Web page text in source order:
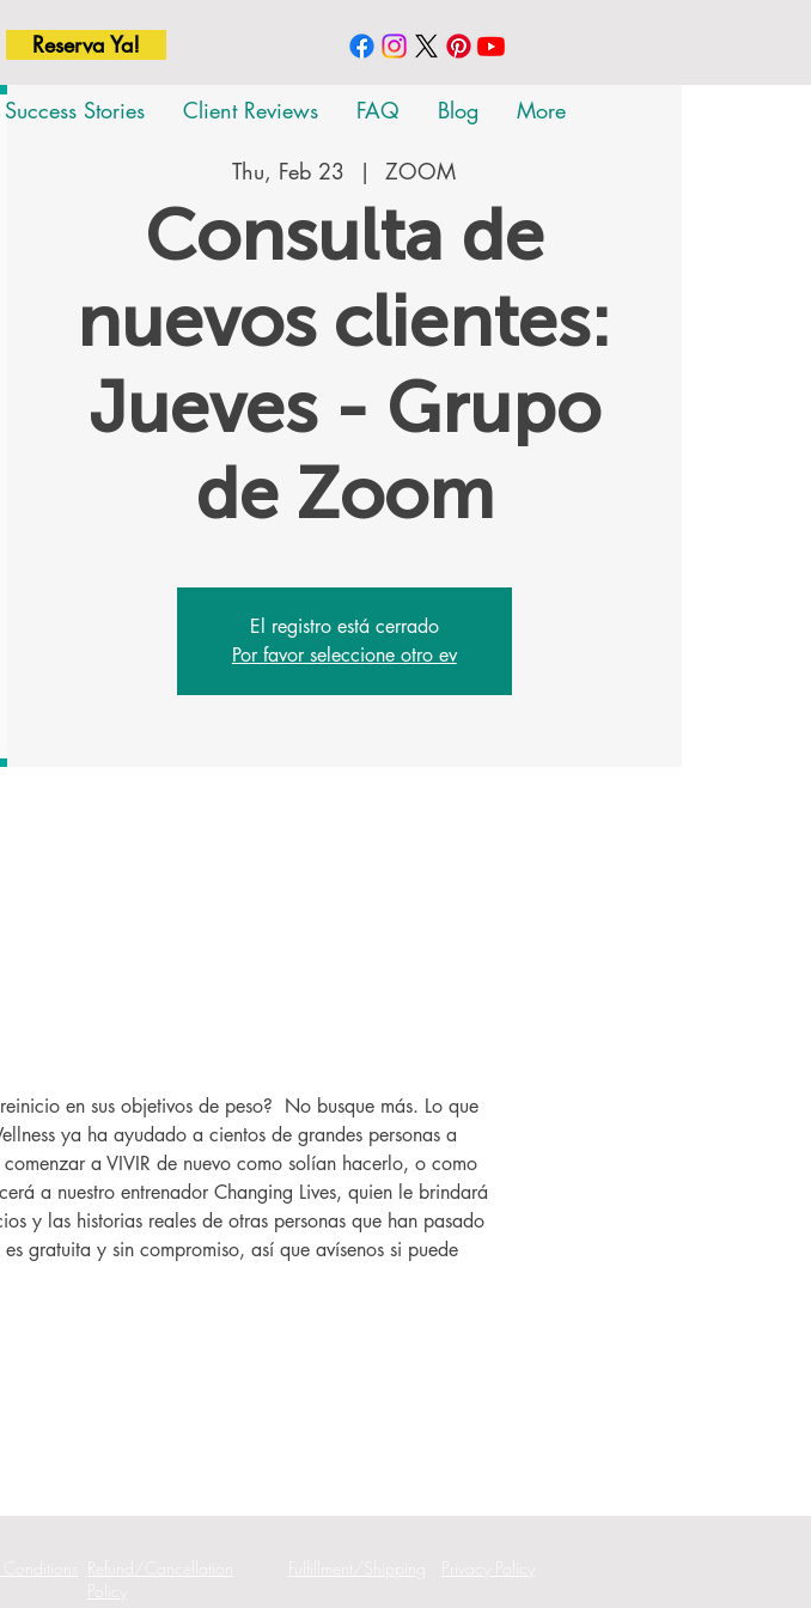
Reserva Ya!
Success Stories Client Reviews FAQ Blog More
Thu, Feb 23
  |
ZOOM
Consulta de
nuevos clientes:
Jueves - Grupo
de Zoom
El registro está cerrado
Por favor seleccione otro ev
en sus objetivos de peso?  No busque más. Lo que
ya ha ayudado a cientos de grandes personas a
a VIVIR de nuevo como solían hacerlo, o como
a nuestro entrenador Changing Lives, quien le brindará
y las historias reales de otras personas que han pasado
gratuita y sin compromiso, así que avísenos si puede